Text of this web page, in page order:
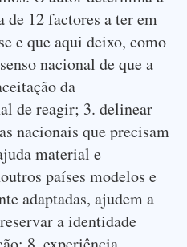
de 12 factores a ter em
e que aqui deixo, como
nacional de que a
da
de reagir; 3. delinear
nacionais que precisam
material e
países modelos e
adaptadas, ajudem a
a identidade